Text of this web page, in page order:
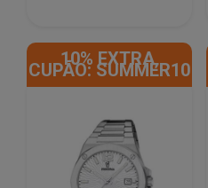
10% EXTRA,
CUPÃO: SUMMER10